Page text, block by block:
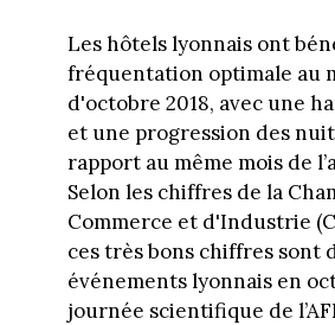
Les hôtels lyonnais ont
fréquentation optimale au
d'octobre 2018, avec une
et une progression des
rapport au même mois de
Selon les chiffres de la
Commerce et d'Industrie
ces très bons chiffres sont
événements lyonnais en
journée scientifique de